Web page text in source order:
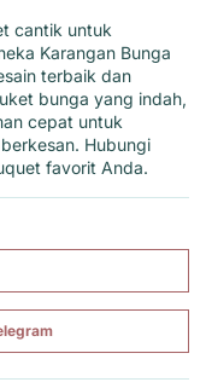
cantik untuk
Karangan Bunga
terbaik dan
bunga yang indah,
cepat untuk
Hubungi
favorit Anda.